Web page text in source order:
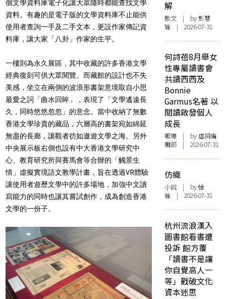
個文學資料庫電子化讓大眾隨時都能查找文學
資料。有趣的是電子版的文學資料庫不止能供
使用者查詢一手及二手文本，更設作家傳記資
料庫，讓大家「八卦」作家的生平。
一樓則為永久展區，其中收藏的許多香港文學
經典復刻可供大眾閱覽。而藏館的設計也不失
美感，坐立在兩側的波浪形書架意境取自小思
最愛之詞「曲水回眸」，表現了「文學遙遠長
久，同時悠悠忽忽」的意念。當中收納了無數
香港文學珍貴的藏品，六層高的書架宛如綿延
無盡的長廊，讓觀者彷如遨遊文學之海。另外
中央展示板右側也設有中大香港文學研究中
心、教育研究所與賽馬會等合辦的「觸景生
情」虛擬實境語文教學計畫，旨在透過VR體驗
讓使用者遊歷文學中的許多場地，加強中文讀
寫能力的同時也讓其嘗試創作，成為創造香港
文學的一份子。
解
散文 | by 彭慧
瑜 | 2026-07-31
何詩蓓8月舉女
性專屬讀書會
共讀西西及
Bonnie
Garmus名著 以
閱讀啟發個人
成長
報導 | by 虛詞編
輯部 | 2026-07-31
仿織
小說 | by 悇
愉 | 2026-07-31
杭州流浪漢入
圖書館看書遭
投訴 館方覆
「讀書不是讓
你自覺高人一
等」戳破文化
資本迷思